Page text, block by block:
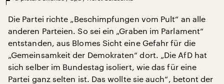
Die Partei richte „Beschimpfungen vom Pult“ an alle
anderen Parteien. So sei ein „Graben im Parlament“
entstanden, aus Blomes Sicht eine Gefahr für die
„Gemeinsamkeit der Demokraten“ dort. „Die AfD hat
sich selber im Bundestag isoliert, wie das für eine
Partei ganz selten ist. Das wollte sie auch“, betont der